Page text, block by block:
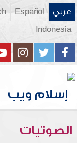
عربي Español
Indonesia
الصوتيات